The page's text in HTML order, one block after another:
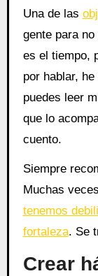
Una de las
gente para
es el tiempo,
por hablar,
puedes leer
que lo
cuento.
Siempre
Muchas
tenemos
fortaleza. Se
Crear